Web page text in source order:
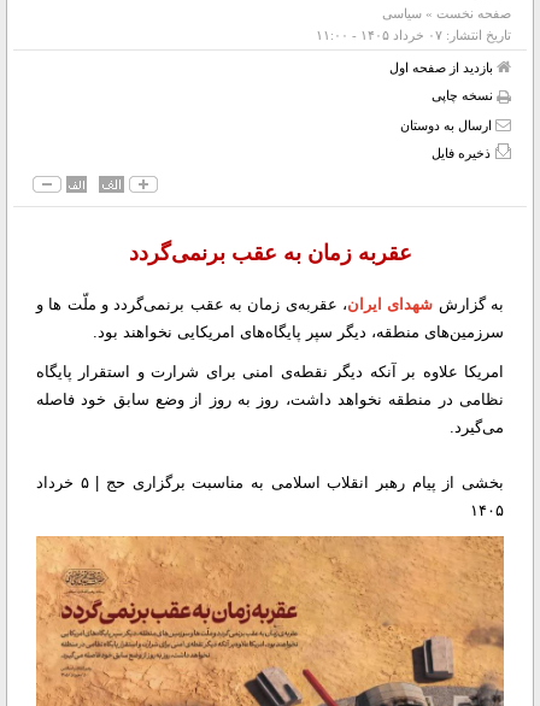
صفحه نخست » سیاسی
تاریخ انتشار: ۰۷ خرداد ۱۴۰۵ - ۱۱:۰۰
بازدید از صفحه اول
نسخه چاپی
ارسال به دوستان
ذخیره فایل
عقربه‌ زمان به عقب برنمی‌گردد
به گزارش شهدای ایران، عقربه‌ی زمان به عقب برنمی‌گردد و ملّت ها و
سرزمین‌های منطقه، دیگر سپر پایگاه‌های امریکایی نخواهند بود.
امریکا علاوه بر آنکه دیگر نقطه‌ی امنی برای شرارت و استقرار پایگاه
نظامی در منطقه نخواهد داشت، روز به روز از وضع سابق خود فاصله
می‌گیرد.
بخشی از پیام رهبر انقلاب اسلامی به مناسبت برگزاری حج | ۵ خرداد
۱۴۰۵